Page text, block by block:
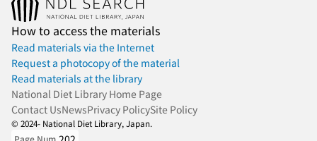
How to access the materials
Read materials via the Internet
Request a photocopy of the material
Read materials at the library
National Diet Library Home Page
Contact UsNewsPrivacy PolicySite Policy
© 2024- National Diet Library, Japan.
Page Num.